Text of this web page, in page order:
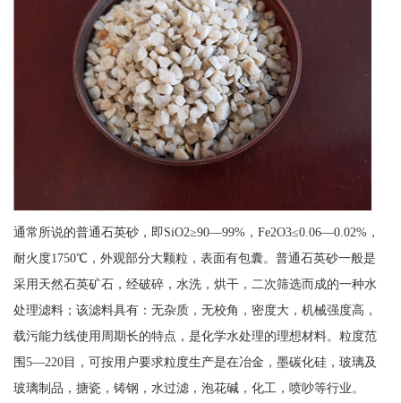
通常所说的普通石英砂，即SiO2≥90—99%，Fe2O3≤0.06—0.02%，
耐火度1750℃，外观部分大颗粒，表面有包囊。普通石英砂一般是
采用天然石英矿石，经破碎，水洗，烘干，二次筛选而成的一种水
处理滤料；该滤料具有：无杂质，无校角，密度大，机械强度高，
载污能力线使用周期长的特点，是化学水处理的理想材料。粒度范
围5—220目，可按用户要求粒度生产是在冶金，墨碳化硅，玻璃及
玻璃制品，搪瓷，铸钢，水过滤，泡花碱，化工，喷吵等行业。